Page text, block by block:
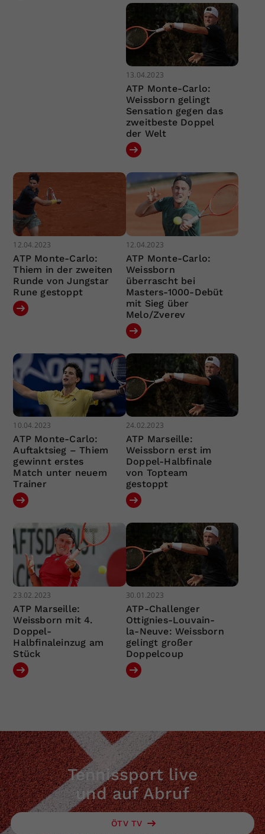
13.04.2023
ATP Monte-Carlo:
Weissborn gelingt
Sensation gegen das
zweitbeste Doppel
der Welt
12.04.2023
ATP Monte-Carlo:
Thiem in der zweiten
Runde von Jungstar
Rune gestoppt
12.04.2023
ATP Monte-Carlo:
Weissborn
überrascht bei
Masters-1000-Debüt
mit Sieg über
Melo/Zverev
10.04.2023
ATP Monte-Carlo:
Auftaktsieg – Thiem
gewinnt erstes
Match unter neuem
Trainer
24.02.2023
ATP Marseille:
Weissborn erst im
Doppel-Halbfinale
von Topteam
gestoppt
23.02.2023
ATP Marseille:
Weissborn mit 4.
Doppel-
Halbfinaleinzug am
Stück
30.01.2023
ATP-Challenger
Ottignies-Louvain-
la-Neuve: Weissborn
gelingt großer
Doppelcoup
Tennissport live
und auf Abruf
ÖTV TV